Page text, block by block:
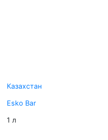
Казахстан
Esko Bar
1 л